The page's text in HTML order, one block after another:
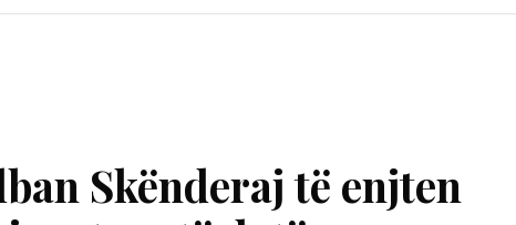
Skënderaj të enjten